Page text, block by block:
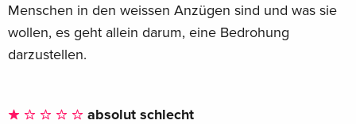
Menschen in den weissen Anzügen sind und was sie
wollen, es geht allein darum, eine Bedrohung
darzustellen.
absolut schlecht